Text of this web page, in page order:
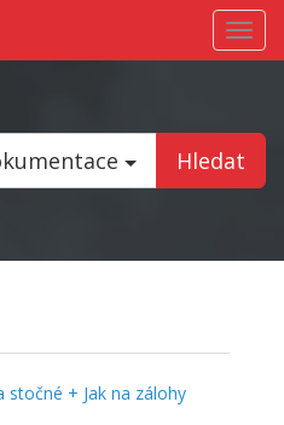
Hledat
stočné + Jak na zálohy